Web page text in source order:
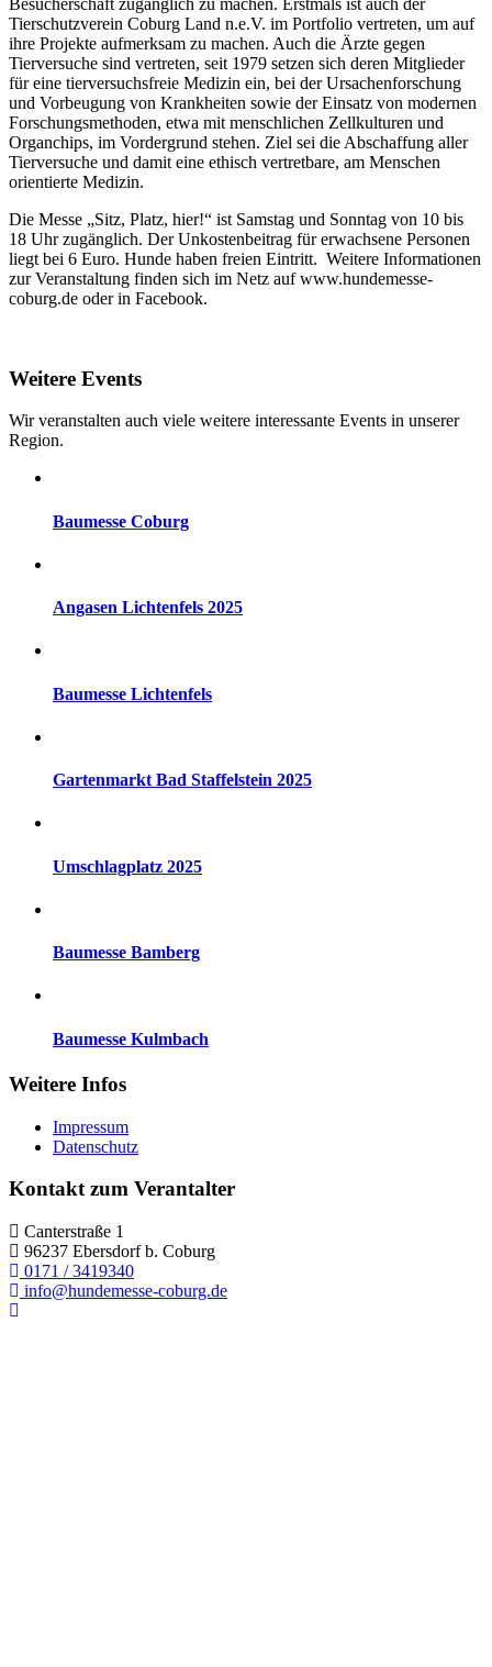
Tierschutzverein Coburg Land n.e.V. im Portfolio vertreten, um auf
ihre Projekte aufmerksam zu machen. Auch die Ärzte gegen
Tierversuche sind vertreten, seit 1979 setzen sich deren Mitglieder
für eine tierversuchsfreie Medizin ein, bei der Ursachenforschung
und Vorbeugung von Krankheiten sowie der Einsatz von modernen
Forschungsmethoden, etwa mit menschlichen Zellkulturen und
Organchips, im Vordergrund stehen. Ziel sei die Abschaffung aller
Tierversuche und damit eine ethisch vertretbare, am Menschen
orientierte Medizin.
Die Messe „Sitz, Platz, hier!“ ist Samstag und Sonntag von 10 bis
18 Uhr zugänglich. Der Unkostenbeitrag für erwachsene Personen
liegt bei 6 Euro. Hunde haben freien Eintritt. Weitere Informationen
zur Veranstaltung finden sich im Netz auf www.hundemesse-
coburg.de oder in Facebook.
Weitere Events
Wir veranstalten auch viele weitere interessante Events in unserer
Region.
Baumesse Coburg
Angasen Lichtenfels 2025
Baumesse Lichtenfels
Gartenmarkt Bad Staffelstein 2025
Umschlagplatz 2025
Baumesse Bamberg
Baumesse Kulmbach
Weitere Infos
Impressum
Datenschutz
Kontakt zum Verantalter
Canterstraße 1
96237 Ebersdorf b. Coburg
0171 / 3419340
info@hundemesse-coburg.de